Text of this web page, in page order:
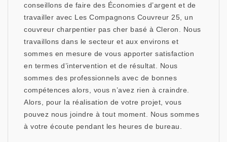
conseillons de faire des Économies d’argent et de
travailler avec Les Compagnons Couvreur 25, un
couvreur charpentier pas cher basé à Cleron. Nous
travaillons dans le secteur et aux environs et
sommes en mesure de vous apporter satisfaction
en termes d’intervention et de résultat. Nous
sommes des professionnels avec de bonnes
compétences alors, vous n’avez rien à craindre.
Alors, pour la réalisation de votre projet, vous
pouvez nous joindre à tout moment. Nous sommes
à votre écoute pendant les heures de bureau.